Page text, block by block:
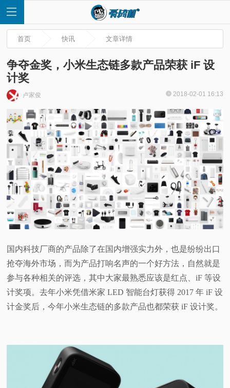
首
页
快
讯
评
测
视
频
科
首页 快讯 文章详情
争夺金奖，小米生态链多款产品荣获 iF 设
计奖
卢家俊 2018-02-01 16:13
国内科技厂商的产品除了在国内增强实力外，也是纷纷出口
抢夺海外市场，而为产品打响名声的一个好方法，自然就是
参与各种相关的评选，其中大家最熟悉应该是红点、iF 等设
计奖项。去年小米凭借米家 LED 智能台灯获得 2017 年 iF 设
计金奖后，今年小米生态链的多款产品也都荣获 iF 设计奖。